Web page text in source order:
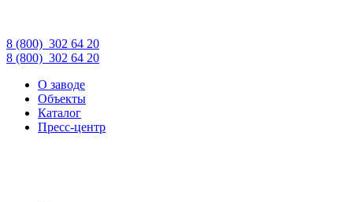
8 (800) 302 64 20
8 (800) 302 64 20
О заводе
Объекты
Каталог
Пресс-центр